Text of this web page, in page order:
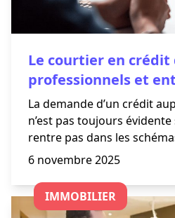
Le courtier en crédit
professionnels et
investir avec un
sécurisé
La demande d’un crédit
n’est pas toujours
rentre pas dans les
d’autant plus le cas en
6 novembre 2025
IMMOBILIER